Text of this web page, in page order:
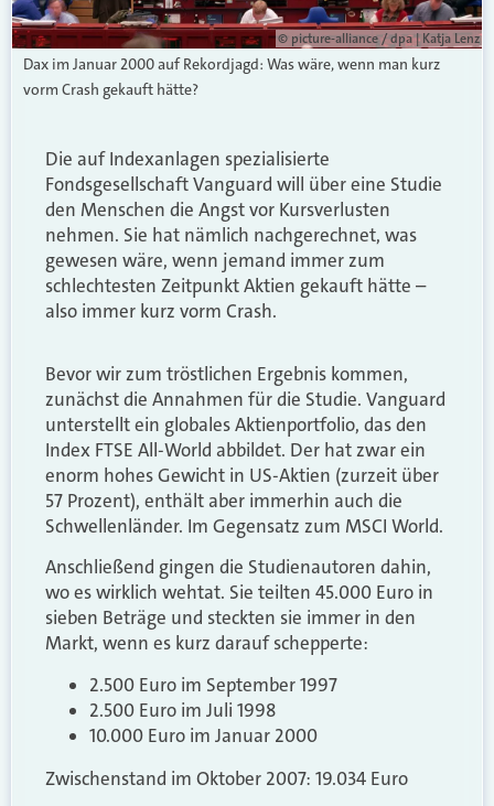
© picture-alliance / dpa | Katja Lenz
Dax im Januar 2000 auf Rekordjagd: Was wäre, wenn man kurz
vorm Crash gekauft hätte?
Die auf Indexanlagen spezialisierte
Fondsgesellschaft Vanguard will über eine Studie
den Menschen die Angst vor Kursverlusten
nehmen. Sie hat nämlich nachgerechnet, was
gewesen wäre, wenn jemand immer zum
schlechtesten Zeitpunkt Aktien gekauft hätte –
also immer kurz vorm Crash.
Bevor wir zum tröstlichen Ergebnis kommen,
zunächst die Annahmen für die Studie. Vanguard
unterstellt ein globales Aktienportfolio, das den
Index FTSE All-World abbildet. Der hat zwar ein
enorm hohes Gewicht in US-Aktien (zurzeit über
57 Prozent), enthält aber immerhin auch die
Schwellenländer. Im Gegensatz zum MSCI World.
Anschließend gingen die Studienautoren dahin,
wo es wirklich wehtat. Sie teilten 45.000 Euro in
sieben Beträge und steckten sie immer in den
Markt, wenn es kurz darauf schepperte:
2.500 Euro im September 1997
2.500 Euro im Juli 1998
10.000 Euro im Januar 2000
Zwischenstand im Oktober 2007: 19.034 Euro